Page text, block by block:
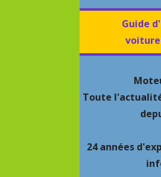
Guide
Toute
24 années